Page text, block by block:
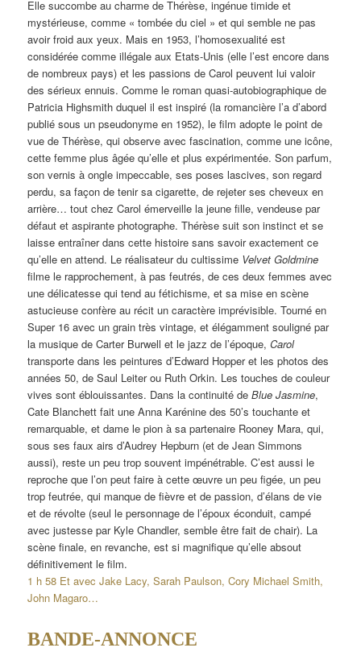
Elle succombe au charme de Thérèse, ingénue timide et
mystérieuse, comme « tombée du ciel » et qui semble ne pas
avoir froid aux yeux. Mais en 1953, l’homosexualité est
considérée comme illégale aux Etats-Unis (elle l’est encore dans
de nombreux pays) et les passions de Carol peuvent lui valoir
des sérieux ennuis. Comme le roman quasi-autobiographique de
Patricia Highsmith duquel il est inspiré (la romancière l’a d’abord
publié sous un pseudonyme en 1952), le film adopte le point de
vue de Thérèse, qui observe avec fascination, comme une icône,
cette femme plus âgée qu’elle et plus expérimentée. Son parfum,
son vernis à ongle impeccable, ses poses lascives, son regard
perdu, sa façon de tenir sa cigarette, de rejeter ses cheveux en
arrière… tout chez Carol émerveille la jeune fille, vendeuse par
défaut et aspirante photographe. Thérèse suit son instinct et se
laisse entraîner dans cette histoire sans savoir exactement ce
qu’elle en attend. Le réalisateur du cultissime Velvet Goldmine
filme le rapprochement, à pas feutrés, de ces deux femmes avec
une délicatesse qui tend au fétichisme, et sa mise en scène
astucieuse confère au récit un caractère imprévisible. Tourné en
Super 16 avec un grain très vintage, et élégamment souligné par
la musique de Carter Burwell et le jazz de l’époque,Carol
transporte dans les peintures d’Edward Hopper et les photos des
années 50, de Saul Leiter ou Ruth Orkin. Les touches de couleur
vives sont éblouissantes. Dans la continuité deBlue Jasmine,
Cate Blanchett fait une Anna Karénine des 50’s touchante et
remarquable, et dame le pion à sa partenaire Rooney Mara, qui,
sous ses faux airs d’Audrey Hepburn (et de Jean Simmons
aussi), reste un peu trop souvent impénétrable. C’est aussi le
reproche que l’on peut faire à cette œuvre un peu figée, un peu
trop feutrée, qui manque de fièvre et de passion, d’élans de vie
et de révolte (seul le personnage de l’époux éconduit, campé
avec justesse par Kyle Chandler, semble être fait de chair). La
scène finale, en revanche, est si magnifique qu’elle absout
définitivement le film.
1 h 58 Et avec Jake Lacy, Sarah Paulson, Cory Michael Smith,
John Magaro…
BANDE-ANNONCE